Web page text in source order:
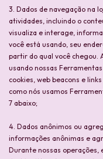
3. Dados de navegação na
atividades, incluindo o
visualiza e interage,
você está usando, seu
partir do qual você chegou.
usando nossas
cookies, web beacons e
como nós usamos
7 abaixo;
4. Dados anônimos ou
informações anônimas e
Durante nossas operações,